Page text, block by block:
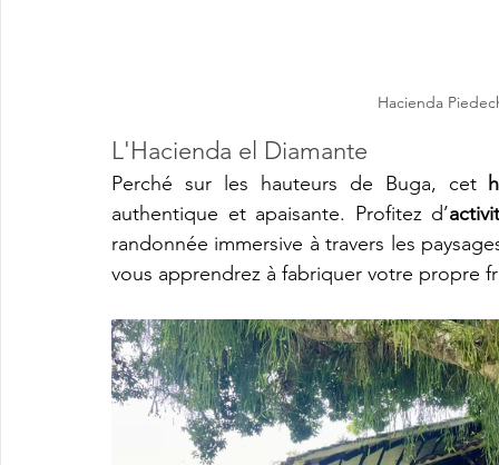
Hacienda
L'Hacienda el Diamante
Perché sur les hauteurs de Buga, cet
authentique et apaisante. Profitez d’
randonnée immersive à travers les
vous apprendrez à fabriquer votre propre